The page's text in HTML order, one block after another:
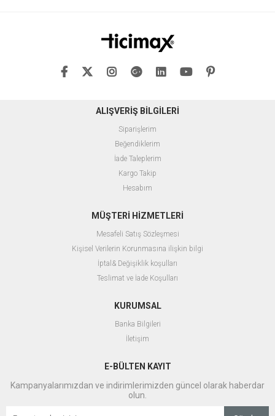
ALIŞVERİŞ BİLGİLERİ
Siparişlerim
Beğendiklerim
İade Taleplerim
Kargo Takip
Hesabım
MÜŞTERİ HİZMETLERİ
Mesafeli Satış Sözleşmesi
Kişisel Verilerin Korunmasına ilişkin bilgi
İptal& Değişiklik koşulları
Teslimat ve İade Koşulları
KURUMSAL
Banka Bilgileri
İletişim
E-BÜLTEN KAYIT
Kampanyalarımızdan ve indirimlerimizden güncel olarak haberdar
olun.